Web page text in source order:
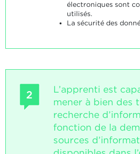
électroniques sont
utilisés.
La sécurité des
2
L’apprenti est
mener à bien des
recherche
fonction de la
sources